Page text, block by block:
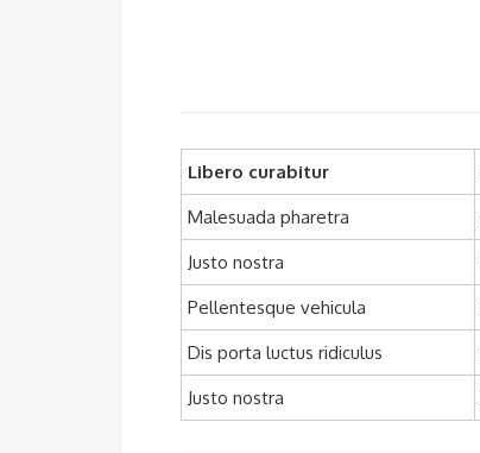
Libero curabitur
Malesuada pharetra
Justo nostra
Pellentesque vehicula
Dis porta luctus ridiculus
Justo nostra